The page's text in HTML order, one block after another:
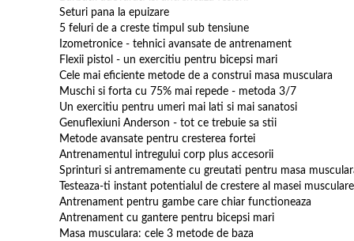
Seturi pana la epuizare
5 feluri de a creste timpul sub tensiune
Izometronice - tehnici avansate de antrenament
Flexii pistol - un exercitiu pentru bicepsi mari
Cele mai eficiente metode de a construi masa musculara
Muschi si forta cu 75% mai repede - metoda 3/7
Un exercitiu pentru umeri mai lati si mai sanatosi
Genuflexiuni Anderson - tot ce trebuie sa stii
Metode avansate pentru cresterea fortei
Antrenamentul intregului corp plus accesorii
Sprinturi si antremamente cu greutati pentru masa
Testeaza-ti instant potentialul de crestere al masei musculare
Antrenament pentru gambe care chiar functioneaza
Antrenament cu gantere pentru bicepsi mari
Masa musculara: cele 3 metode de baza